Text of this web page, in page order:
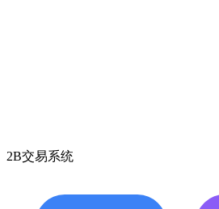
2B交易系统